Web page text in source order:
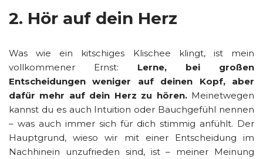
2. Hör auf dein Herz
Was wie ein kitschiges Klischee klingt, ist mein
vollkommener Ernst: Lerne, bei großen
Entscheidungen weniger auf deinen Kopf, aber
dafür mehr auf dein Herz zu hören.Meinetwegen
kannst du es auch Intuition oder Bauchgefühl nennen
– was auch immer sich für dich stimmig anfühlt. Der
Hauptgrund, wieso wir mit einer Entscheidung im
Nachhinein unzufrieden sind, ist – meiner Meinung